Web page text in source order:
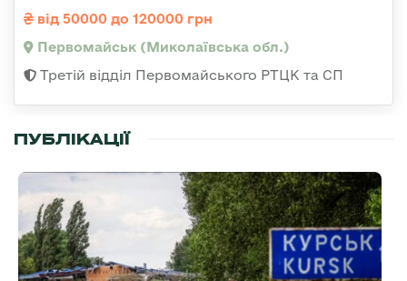
від 50000 до 120000 грн
Первомайськ (Миколаївська обл.)
Третій відділ Первомайського РТЦК та СП
ПУБЛІКАЦІЇ